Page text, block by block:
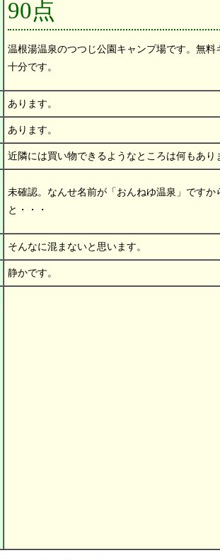
90点
温根湯温泉のつつじ公園キャンプ場です。無
十分です。
あります。
あります。
近隣には買い物できるようなところは何もあり
未確認。なんせ名前が「おんねゆ温泉」です
と・・・
そんなに混まないと思います。
静かです。